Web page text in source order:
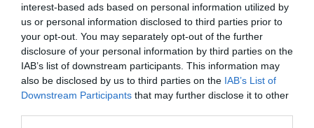
interest-based ads based on personal information utilized by
us or personal information disclosed to third parties prior to
your opt-out. You may separately opt-out of the further
disclosure of your personal information by third parties on the
IAB’s list of downstream participants. This information may
also be disclosed by us to third parties on the IAB’s List of
Downstream Participants that may further disclose it to other
vezetője, ahol célja, hogy ne csak sporteredményekben,
hanem emberi értékekben is példát mutasson. A sport
szeretete a családban is tovább él, fiuk, Beni is elkezdett
kajakozni. Csisztu Zsuzsa Profil című portréműsora
minden hónap utolsó szombatján látható a Duna
Worldön, amelyben a Nemzeti Sportrádió műsorvezetője,
olimpikon és jogász hitről, újrakezdésről és küzdelemről